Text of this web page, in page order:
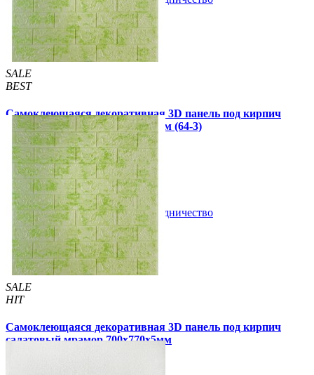
SALE
BEST
Самоклеющаяся декоративная 3D панель под кирпич
салатовый мрамор 700x770x3мм (64-3)
79 грн /шт 130 грн/шт
Купить В закладки Сотрудничество
SALE
HIT
Самоклеющаяся декоративная 3D панель под кирпич
салатовый мрамор 700x770x5мм